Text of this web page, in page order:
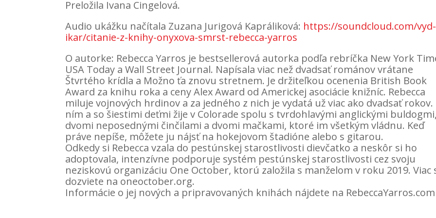
Preložila Ivana Cingelová.
Audio ukážku načítala Zuzana Jurigová Kapráliková: https://soundcloud.com/vyd-
ikar/citanie-z-knihy-onyxova-smrst-rebecca-yarros
O autorke: Rebecca Yarros je bestsellerová autorka podľa rebríčka New York
USA Today a Wall Street Journal. Napísala viac než dvadsať románov vrátane
Štvrtého krídla a Možno ťa znovu stretnem. Je držiteľkou ocenenia British Book
Award za knihu roka a ceny Alex Award od Americkej asociácie knižníc. Rebecca
miluje vojnových hrdinov a za jedného z nich je vydatá už viac ako dvadsať rokov.
ním a so šiestimi deťmi žije v Colorade spolu s tvrdohlavými anglickými buldogmi,
dvomi neposednými činčilami a dvomi mačkami, ktoré im všetkým vládnu. Keď
práve nepíše, môžete ju nájsť na hokejovom štadióne alebo s gitarou.
Odkedy si Rebecca vzala do pestúnskej starostlivosti dievčatko a neskôr si ho
adoptovala, intenzívne podporuje systém pestúnskej starostlivosti cez svoju
neziskovú organizáciu One October, ktorú založila s manželom v roku 2019. Viac
dozviete na oneoctober.org.
Informácie o jej nových a pripravovaných knihách nájdete na RebeccaYarros.com